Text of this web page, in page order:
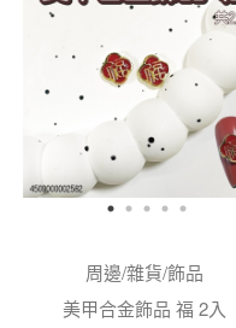
周邊/雜貨/飾品
美甲合金飾品 福 2入